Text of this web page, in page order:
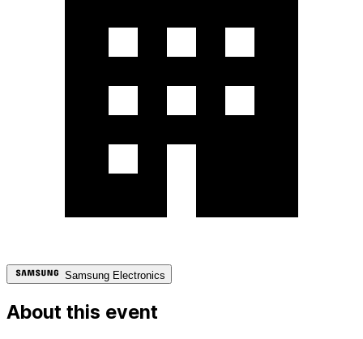
Samsung Electronics
About this event